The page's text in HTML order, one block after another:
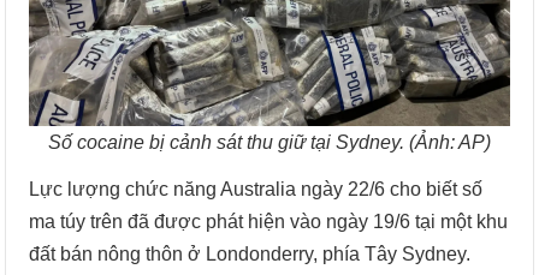
Số cocaine bị cảnh sát thu giữ tại Sydney. (Ảnh: AP)
Lực lượng chức năng Australia ngày 22/6 cho biết số
ma túy trên đã được phát hiện vào ngày 19/6 tại một khu
đất bán nông thôn ở Londonderry, phía Tây Sydney.